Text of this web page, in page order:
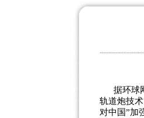
据环球
轨道炮技
对中国”加